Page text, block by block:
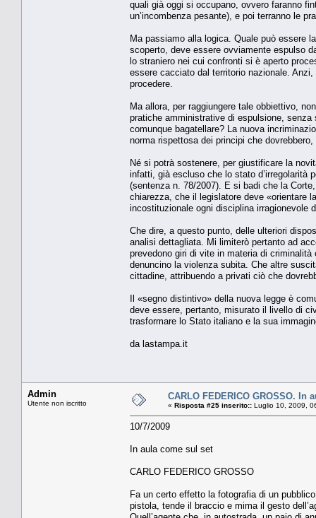
quali già oggi si occupano, ovvero faranno
un’incombenza pesante), e poi terranno le
Ma passiamo alla logica. Quale può essere
scoperto, deve essere ovviamente espulso
lo straniero nei cui confronti si è aperto
essere cacciato dal territorio nazionale.
procedere.
Ma allora, per raggiungere tale obbiettivo,
pratiche amministrative di espulsione,
comunque bagatellare? La nuova
norma rispettosa dei principi che
Né si potrà sostenere, per giustificare la
infatti, già escluso che lo stato d’irregolarità
(sentenza n. 78/2007). E si badi che la
chiarezza, che il legislatore deve «orientare
incostituzionale ogni disciplina irragionevole
Che dire, a questo punto, delle ulteriori
analisi dettagliata. Mi limiterò pertanto ad
prevedono giri di vite in materia di
denuncino la violenza subita. Che altre
cittadine, attribuendo a privati ciò che
Il «segno distintivo» della nuova legge è
deve essere, pertanto, misurato il livello di
trasformare lo Stato italiano e la sua
da lastampa.it
Admin
Utente non iscritto
CARLO FEDERICO GROSSO. In
« Risposta #25 inserito:: Luglio 10, 2009,
10/7/2009
In aula come sul set
CARLO FEDERICO GROSSO
Fa un certo effetto la fotografia di un
pistola, tende il braccio e mima il gesto